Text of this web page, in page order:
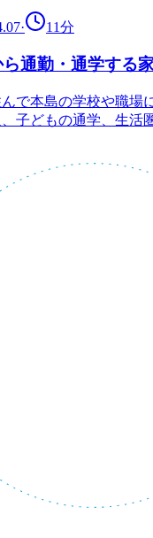
· 11分
通勤・通学する
で本島の学校や職場
子どもの通学、生活